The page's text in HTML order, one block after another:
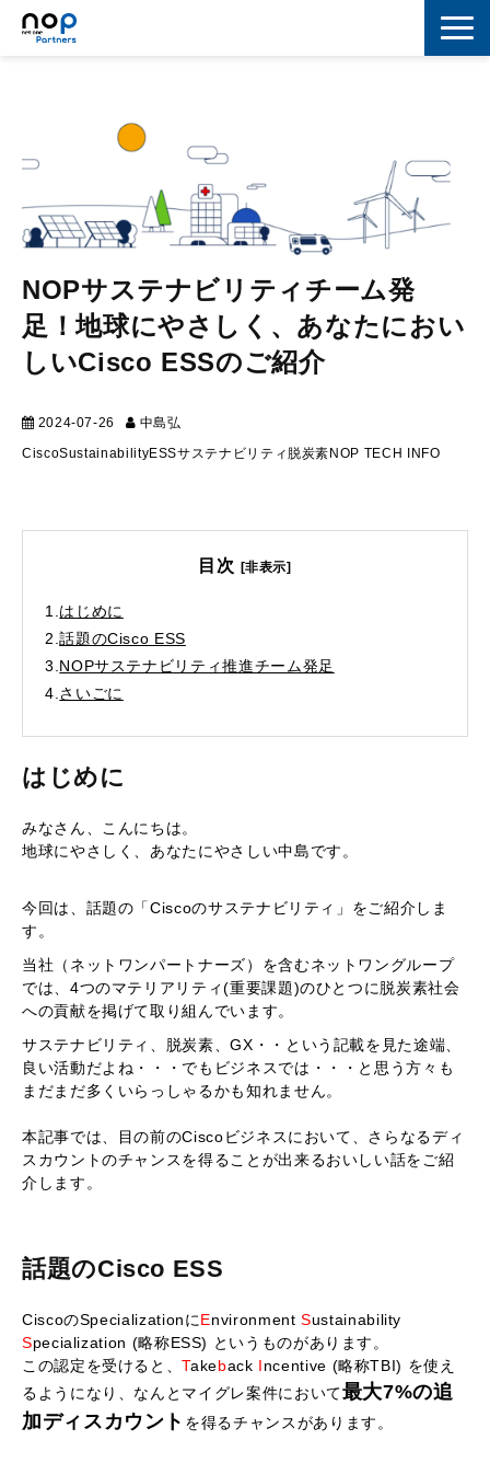
セキュリティ
IoT
コラボレーション
スキルアップ
NOPサステナビリティチーム発
足！地球にやさしく、あなたにおい
しいCisco ESSのご紹介
2024-07-26 中島弘
CiscoSustainabilityESSサステナビリティ 脱炭素 NOP TECH INFO
目次 [非表示]
1. はじめに
2.話題のCisco ESS
3. NOPサステナビリティ推進チーム発足
4. さいごに
はじめに
みなさん、こんにちは。
地球にやさしく、あなたにやさしい中島です。
今回は、話題の「Ciscoのサステナビリティ」をご紹介しま
す。
当社（ネットワンパートナーズ）を含むネットワングループ
では、4つのマテリアリティ(重要課題)のひとつに脱炭素社会
への貢献を掲げて取り組んでいます。
サステナビリティ、脱炭素、GX・・という記載を見た途端、
良い活動だよね・・・でもビジネスでは・・・と思う方々も
まだまだ多くいらっしゃるかも知れません。
本記事では、目の前のCiscoビジネスにおいて、さらなるディ
スカウントのチャンスを得ることが出来るおいしい話をご紹
介します。
話題のCisco ESS
CiscoのSpecializationにEnvironmentSustainability
Specialization (略称ESS) というものがあります。
この認定を受けると、Takeback Incentive (略称TBI) を使え
るようになり、なんとマイグレ案件において最大7%の追
加ディスカウント を得るチャンスがあります。